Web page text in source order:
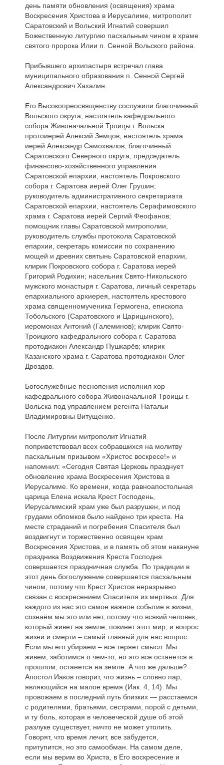
день памяти обновления (освящения) храма
Воскресения Христова в Иерусалиме, митрополит
Саратовский и Вольский Игнатий совершил
Божественную литургию пасхальным чином в храме
святого пророка Илии п. Сенной Вольского района.
Прибывшего архипастыря встречал глава
муниципального образования п. Сенной Сергей
Александрович Хахалин.
Его Высокопреосвященству сослужили благочинный
Вольского округа, настоятель кафедрального
собора Живоначальной Троицы г. Вольска
протоиерей Алексий Земцов; настоятель храма
иерей Александр Самохвалов; благочинный
Саратовского Северного округа, председатель
финансово-хозяйственного управления
Саратовской епархии, настоятель Покровского
собора г. Саратова иерей Олег Грушин;
руководитель административного секретариата
Саратовской епархии, настоятель Серафимовского
храма г. Саратова иерей Сергий Феофанов;
помощник главы Саратовской митрополии,
руководитель службы протокола Саратовской
епархии, секретарь комиссии по сохранению
мощей и древних святынь Саратовской епархии,
клирик Покровского собора г. Саратова иерей
Григорий Родихин; насельник Свято-Никольского
мужского монастыря г. Саратова, личный секретарь
епархиального архиерея, настоятель крестового
храма священномученика Гермогена, епископа
Тобольского (Саратовского и Царицынского),
иеромонах Антоний (Галеминов); клирик Свято-
Троицкого кафедрального собора г. Саратова
протодиакон Александр Пушкарёв; клирик
Казанского храма г. Саратова протодиакон Олег
Дроздов.
Богослужебные песнопения исполнил хор
кафедрального собора Живоначальной Троицы г.
Вольска под управлением регента Натальи
Владимировны Витущенко.
После Литургии митрополит Игнатий
поприветствовал всех собравшихся на молитву
пасхальным призывом «Христос воскресе!» и
напомнил: «Сегодня Святая Церковь празднует
обновление храма Воскресения Христова в
Иерусалиме. Ко времени, когда равноапостольная
царица Елена искала Крест Господень,
Иерусалимский храм уже был разрушен, и под
грудами обломков было найдено три креста. На
месте страданий и погребения Спасителя был
воздвигнут и торжественно освящен храм
Воскресения Христова, и в память об этом накануне
праздника Воздвижения Креста Господня
совершается праздничная служба. По традиции в
этот день богослужение совершается пасхальным
чином, потому что Крест Христов неразрывно
связан с воскресением Спасителя из мертвых. Для
каждого из нас это самое важное событие в жизни,
сознаём мы это или нет, потому что всякий человек,
который живет на земле, покинет этот мир, и вопрос
жизни и смерти – самый главный для нас вопрос.
Если мы его убираем – все теряет смысл. Мы
живем, заботимся о чем-то, но это все останется в
прошлом, останется на земле. А что же дальше?
Апостол Иаков говорит, что жизнь – словно пар,
являющийся на малое время (Иак. 4, 14). Мы
провожаем в последний путь близких — расстаемся
с родителями, братьями, сестрами, порой с детьми,
и ту боль, которая в человеческой душе об этой
разлуке существует, ничто не может утолить.
Говорят, что время лечит, все забудется,
притупится, но это самообман. На самом деле,
если мы верим во Христа, в Его воскресение и